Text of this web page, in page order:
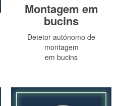
Montagem em
bucins
Detetor autónomo de
montagem
em bucins